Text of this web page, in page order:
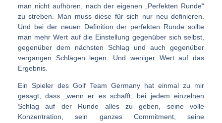
man nicht aufhören, nach der eigenen „Perfekten Runde“
zu streben. Man muss diese für sich nur neu definieren.
Und bei der neuen Definition der perfekten Runde sollte
man mehr Wert auf die Einstellung gegenüber sich selbst,
gegenüber dem nächsten Schlag und auch gegenüber
vergangen Schlägen legen. Und weniger Wert auf das
Ergebnis.
Ein Spieler des Golf Team Germany hat einmal zu mir
gesagt, dass „wenn er es schafft, bei jedem einzelnen
Schlag auf der Runde alles zu geben, seine volle
Konzentration, sein ganzes Commitment, seine